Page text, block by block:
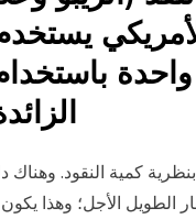
باستخدام
كمية النقود.
الطويل الأجل؛ وهذا